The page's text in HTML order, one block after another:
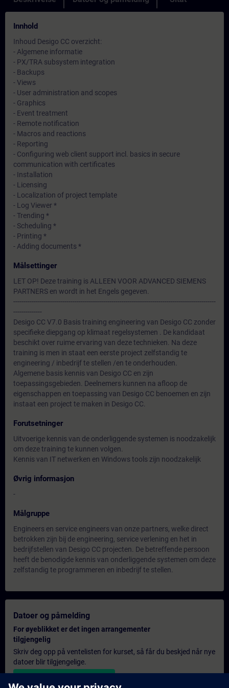
Innhold
Inhoud Desigo CC overzicht:
- Algemene informatie
- PX/TRA subsystem integration
- Backups
- Views
- User administration and scopes
- Graphics
- Event treatment
- Remote notification
- Macros and reactions
- Reporting
- Configuring web client support incl. basics in secure
communication with certificates
- Installation
- Licensing
- Localization of project template
- Log Viewer *
- Trending *
- Scheduling *
- Printing *
- Adding documents *
Målsettinger
LET OP! Deze training is ALLEEN VOOR ADVANCED SIEMENS
PARTNERS en wordt in het Engels gegeven.
---------------------------------------------------------------------------------------------------
--------------
Desigo CC V7.0 Basis training engineering van Desigo CC zonder
specifieke diepgang op klimaat regelsystemen . De kandidaat
beschikt over ruime ervaring van deze technieken. Na deze
training is men in staat een eerste project zelfstandig te
engineering / inbedrijf te stellen /en te onderhouden.
Algemene basis kennis van Desigo CC en zijn
toepassingsgebieden. Deelnemers kunnen na afloop de
eigenschappen en toepassing van Desigo CC benoemen en zijn
instaat een project te maken in Desigo CC.
Forutsetninger
Uitvoerige kennis van de onderliggende systemen is noodzakelijk
om deze training te kunnen volgen.
Kennis van IT netwerken en Windows tools zijn noodzakelijk
Øvrig informasjon
-
Målgruppe
Engineers en service engineers van onze partners, welke direct
betrokken zijn bij de engineering, service verlening en het in
bedrijfstellen van Desigo CC projecten. De betreffende persoon
heeft de benodigde kennis van onderliggende systemen om deze
zelfstandig te programmeren en inbedrijf te stellen.
Datoer og påmelding
For øyeblikket er det ingen arrangementer
tilgjengelig
Skriv deg opp på ventelisten for kurset, så får du beskjed når nye
datoer blir tilgjengelige.